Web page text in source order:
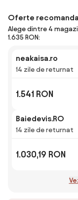
Oferte
Alege dintre 4
1.635 RON:
neakaisa.ro
14 zile de returnat
1.541 RON
Baiedevis.RO
14 zile de returnat
1.030,19 RON